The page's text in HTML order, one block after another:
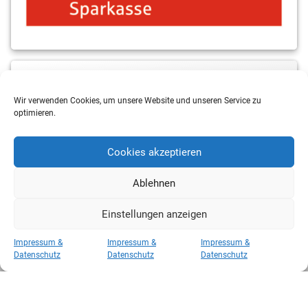
Wir verwenden Cookies, um unsere Website und unseren Service zu
optimieren.
Cookies akzeptieren
Ablehnen
Einstellungen anzeigen
Impressum &
Datenschutz
Impressum &
Datenschutz
Impressum &
Datenschutz
Kategorien